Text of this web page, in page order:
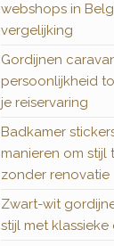
webshops in
vergelijking
Gordijnen
persoonlijkheid
je reiservaring
Badkamer
manieren om stijl
zonder renovatie
Zwart-wit
stijl met